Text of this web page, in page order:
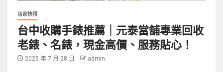
店家快訊
台中收購手錶推薦｜元泰當舖專業回收
老錶、名錶，現金高價、服務貼心！
2025 年 7 月 28 日 admin